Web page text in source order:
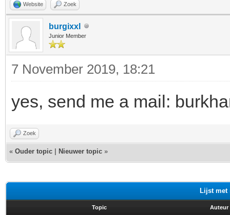
Website Zoek
burgixxl
Junior Member
7 November 2019, 18:21
yes, send me a mail:
Zoek
« Ouder topic Nieuwer topic »
Lijst met
Topic Auteur